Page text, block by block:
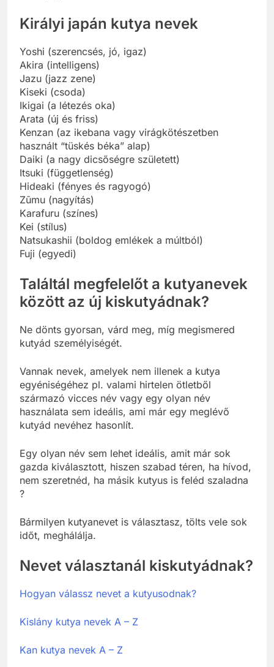
Királyi japán kutya nevek
Yoshi (szerencsés, jó, igaz)
Akira (intelligens)
Jazu (jazz zene)
Kiseki (csoda)
Ikigai (a létezés oka)
Arata (új és friss)
Kenzan (az ikebana vagy virágkötészetben
használt “tüskés béka” alap)
Daiki (a nagy dicsőségre született)
Itsuki (függetlenség)
Hideaki (fényes és ragyogó)
Zūmu (nagyítás)
Karafuru (színes)
Kei (stílus)
Natsukashii (boldog emlékek a múltból)
Fuji (egyedi)
Találtál megfelelőt a kutyanevek
között az új kiskutyádnak?
Ne dönts gyorsan, várd meg, míg megismered
kutyád személyiségét.
Vannak nevek, amelyek nem illenek a kutya
egyéniségéhez pl. valami hirtelen ötletből
származó vicces név vagy egy olyan név
használata sem ideális, ami már egy meglévő
kutyád nevéhez hasonlít.
Egy olyan név sem lehet ideális, amit már sok
gazda kiválasztott, hiszen szabad téren, ha hívod,
nem szeretnéd, ha másik kutyus is feléd szaladna
?
Bármilyen kutyanevet is választasz, tölts vele sok
időt, meghálálja.
Nevet választanál kiskutyádnak?
Hogyan válassz nevet a kutyusodnak?
Kislány kutya nevek A – Z
Kan kutya nevek A – Z